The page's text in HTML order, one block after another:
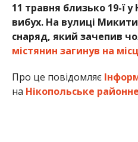
11 травня близько 19-ї у
вибух. На вулиці
снаряд, який зачепив
містянин загинув на
Про це повідомляє
на Нікопольське